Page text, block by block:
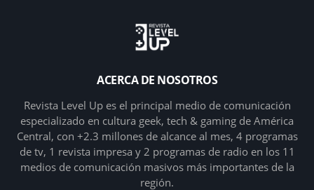
ACERCA DE NOSOTROS
Revista Level Up es el principal medio de comunicación
especializado en cultura geek, tech & gaming de América
Central, con +2.3 millones de alcance al mes, 4 programas
de tv, 1 revista impresa y 2 programas de radio en los 11
medios de comunicación masivos más importantes de la
región.